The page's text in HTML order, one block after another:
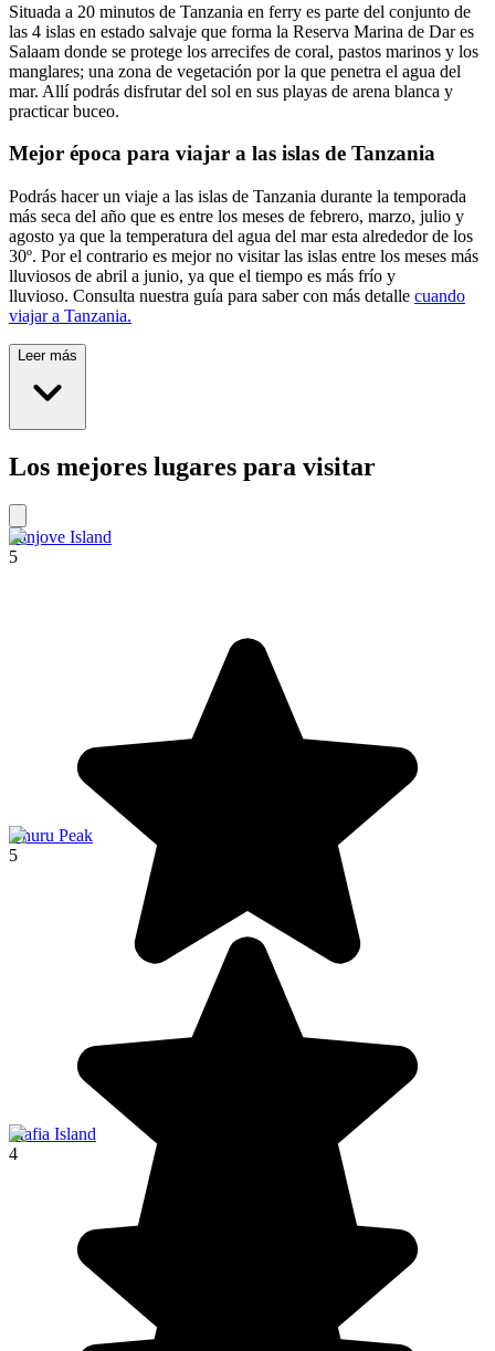
Situada a 20 minutos de Tanzania en ferry es parte del conjunto de
las 4 islas en estado salvaje que forma la Reserva Marina de Dar es
Salaam donde se protege los arrecifes de coral, pastos marinos y los
manglares; una zona de vegetación por la que penetra el agua del
mar. Allí podrás disfrutar del sol en sus playas de arena blanca y
practicar buceo.
Mejor época para viajar a las islas de Tanzania
Podrás hacer un viaje a las islas de Tanzania durante la temporada
más seca del año que es entre los meses de febrero, marzo, julio y
agosto ya que la temperatura del agua del mar esta alrededor de los
30º. Por el contrario es mejor no visitar las islas entre los meses más
lluviosos de abril a junio, ya que el tiempo es más frío y
lluvioso. Consulta nuestra guía para saber con más detalle cuando
viajar a Tanzania.
Leer más
Los mejores lugares para visitar
Fanjove Island
5
Uhuru Peak
5
Mafia Island
4